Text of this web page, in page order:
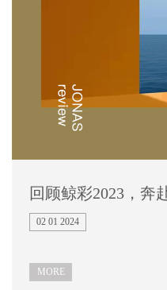
回顾鲸彩2023，奔
02 01 2024
MORE